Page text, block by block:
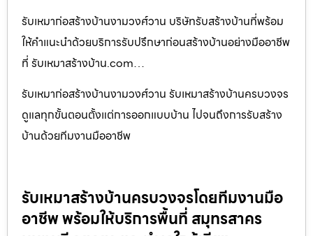
รับเหมาก่อสร้างบ้านงามวงศ์วาน บริษัทรับสร้างบ้านที่พร้อม
ให้คำแนะนำด้วยบริการรับปรึกษาก่อนสร้างบ้านอย่างมืออาชีพ
ที่ รับเหมาสร้างบ้าน.com…
รับเหมาก่อสร้างบ้านงามวงศ์วาน รับเหมาสร้างบ้านครบวงจร
ดูแลทุกขั้นตอนตั้งแต่การออกแบบบ้าน ไปจนถึงการรับสร้าง
บ้านด้วยทีมงานมืออาชีพ
รับเหมาสร้างบ้านครบวงจรโดยทีมงานมือ
อาชีพ พร้อมให้บริการพื้นที่ สมุทรสาคร